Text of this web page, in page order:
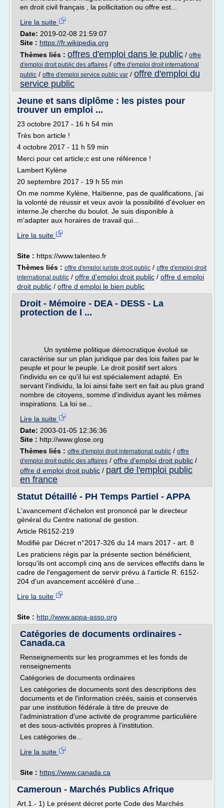
en droit civil français , la pollicitation ou offre est...
Lire la suite
Date: 2019-02-08 21:59:07
Site : https://fr.wikipedia.org
Thèmes liés : offres d'emploi dans le public / offre
d'emploi droit public des affaires / offre d'emploi droit international
public / offre d'emploi service public var / offre d'emploi du
service public
Jeune et sans diplôme : les pistes pour
trouver un emploi ...
23 octobre 2017 - 16 h 54 min
Très bon article !
4 octobre 2017 - 11 h 59 min
Merci pour cet article;c est une référence !
Lambert Kylène
20 septembre 2017 - 19 h 55 min
On me nomme Kylène, Haïtienne, pas de qualifications, j'ai
la volonté de réussir et veux avoir la possibilité d'évoluer en
interne.Je cherche du boulot. Je suis disponible à
m'adapter aux horaires de travail qui...
Lire la suite
Site : https://www.talenteo.fr
Thèmes liés : offre d'emploi juriste droit public / offre d'emploi droit
international public / offre d'emploi droit public / offre d emploi
droit public / offre d emploi le bien public
Droit - Mémoire - DEA - DESS - La
protection de l ...
Un système politique démocratique évolué se
caractérise sur un plan juridique par des lois faites par le
peuple et pour le peuple. Le droit positif sert alors
l'individu en ce qu'il lui est spécialement adapté. En
servant l'individu, la loi ainsi faite sert en fait au plus grand
nombre de citoyens, somme d'individus ayant les mêmes
inspirations. La loi se...
Lire la suite
Date: 2003-01-05 12:36:36
Site : http://www.glose.org
Thèmes liés : offre d'emploi droit international public / offre
d'emploi droit public des affaires / offre d'emploi droit public /
offre d emploi droit public / part de l'emploi public
en france
Statut Détaillé - PH Temps Partiel - APPA
L'avancement d'échelon est prononcé par le directeur
général du Centre national de gestion.
Article R6152-219
Modifié par Décret n°2017-326 du 14 mars 2017 - art. 8
Les praticiens régis par la présente section bénéficient,
lorsqu'ils ont accompli cinq ans de services effectifs dans le
cadre de l'engagement de servir prévu à l'article R. 6152-
204 d'un avancement accéléré d'une...
Lire la suite
Site : http://www.appa-asso.org
Catégories de documents ordinaires -
Canada.ca
Renseignements sur les programmes et les fonds de
renseignements
Catégories de documents ordinaires
Les catégories de documents sont des descriptions des
documents et de l'information créés, saisis et conservés
par une institution fédérale à titre de preuve de
l'administration d'une activité de programme particulière
et des sous-activités propres à l'institution.
Les catégories de...
Lire la suite
Site : https://www.canada.ca
Cameroun - Marchés Publics Afrique
Art.1.- 1) Le présent décret porte Code des Marchés